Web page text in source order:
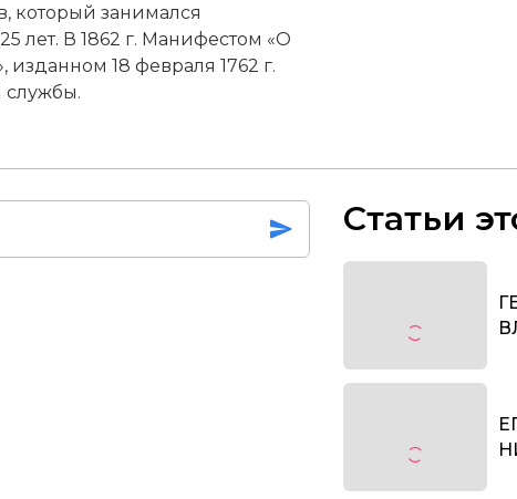
который занимался
лет. В 1862 г. Манифестом «О
18 февраля 1762 г.
службы.
Статьи